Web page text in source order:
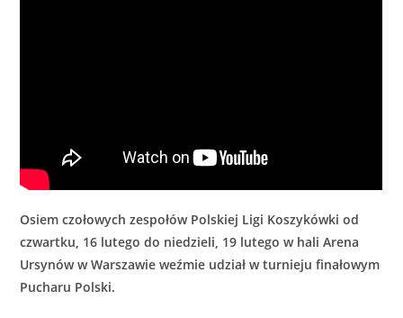
Osiem czołowych zespołów Polskiej Ligi Koszykówki od
czwartku, 16 lutego do niedzieli, 19 lutego w hali Arena
Ursynów w Warszawie weźmie udział w turnieju finałowym
Pucharu Polski.